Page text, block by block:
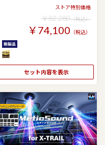
ストア特別価格
￥82,280（税込）
￥74,100 （税込）
セット内容を表示